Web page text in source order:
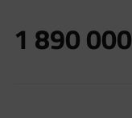
1 890 000